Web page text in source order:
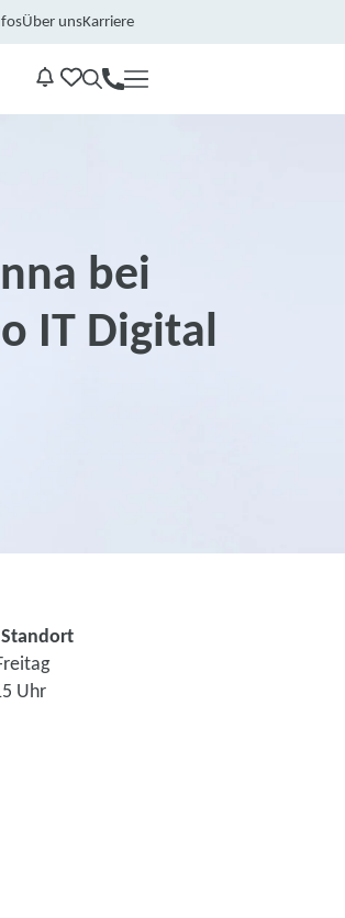
Über unsKarriere
Kontakt
bei
IT Digital
Uhr